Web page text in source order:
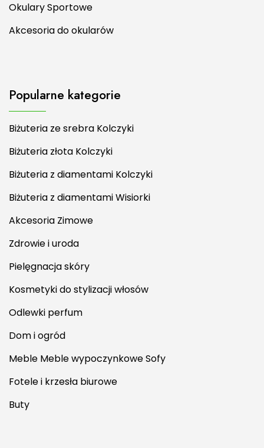
Okulary Sportowe
Akcesoria do okularów
Popularne kategorie
Biżuteria ze srebra Kolczyki
Biżuteria złota Kolczyki
Biżuteria z diamentami Kolczyki
Biżuteria z diamentami Wisiorki
Akcesoria Zimowe
Zdrowie i uroda
Pielęgnacja skóry
Kosmetyki do stylizacji włosów
Odlewki perfum
Dom i ogród
Meble Meble wypoczynkowe Sofy
Fotele i krzesła biurowe
Buty